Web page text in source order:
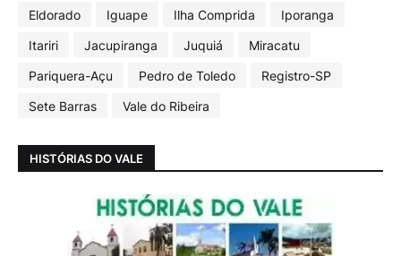
Eldorado
Iguape Ilha Comprida
Iporanga
Itariri
Jacupiranga Juquiá
Miracatu
Pariquera-Açu
Pedro de Toledo
Registro-SP
Sete Barras
Vale do Ribeira
HISTÓRIAS DO VALE